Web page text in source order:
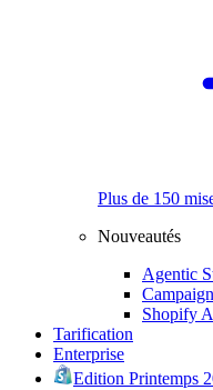
Plus de 150
Nouveautés
Agentic
Shopify
Tarification
Enterprise
Edition Printemps